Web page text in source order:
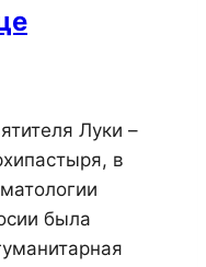
Луки –
в
была